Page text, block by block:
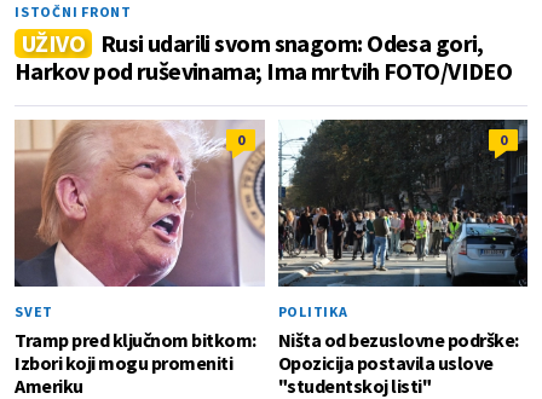
ISTOČNI FRONT
UŽIVO Rusi udarili svom snagom: Odesa gori,
Harkov pod ruševinama; Ima mrtvih FOTO/VIDEO
0
SVET
Tramp pred ključnom bitkom:
Izbori koji mogu promeniti
Ameriku
0
POLITIKA
Ništa od bezuslovne podrške:
Opozicija postavila uslove
"studentskoj listi"